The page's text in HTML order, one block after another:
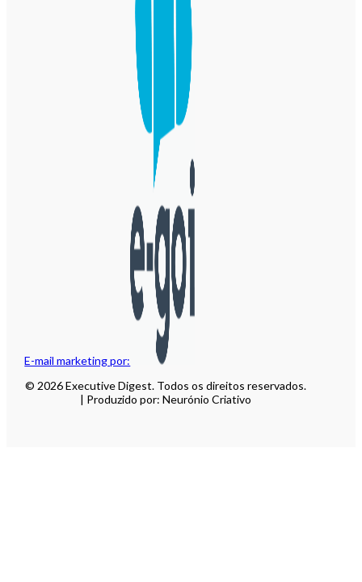
E-mail marketing por:
© 2026 Executive Digest. Todos os direitos reservados.
| Produzido por: Neurónio Criativo